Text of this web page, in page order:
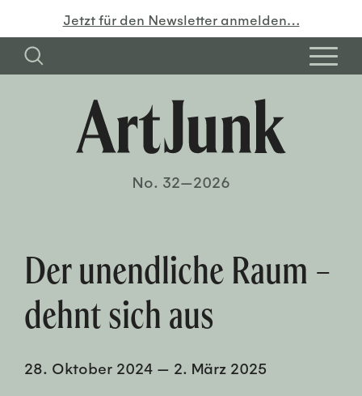
Jetzt für den Newsletter anmelden…
No. 32—2026
Der unendliche Raum –
dehnt sich aus
28. Oktober 2024 — 2. März 2025